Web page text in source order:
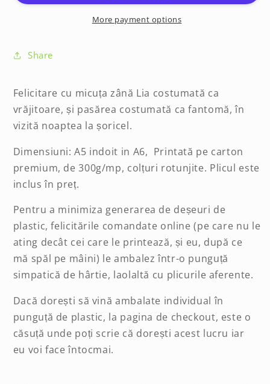
treat
treat
More payment options
Share
Felicitare cu micuța zână Lia costumată ca
vrăjitoare, și pasărea costumată ca fantomă, în
vizită noaptea la șoricel.
Dimensiuni: A5 indoit in A6, Printată pe carton
premium, de 300g/mp, colțuri rotunjite. Plicul este
inclus în preț.
Pentru a minimiza generarea de deșeuri de
plastic, felicitările comandate online (pe care nu le
ating decât cei care le printează, și eu, după ce
mă spăl pe mâini) le ambalez într-o punguță
simpatică de hârtie, laolaltă cu plicurile aferente.
Dacă dorești să vină ambalate individual în
punguță de plastic, la pagina de checkout, este o
căsuță unde poți scrie că dorești acest lucru iar
eu voi face întocmai.